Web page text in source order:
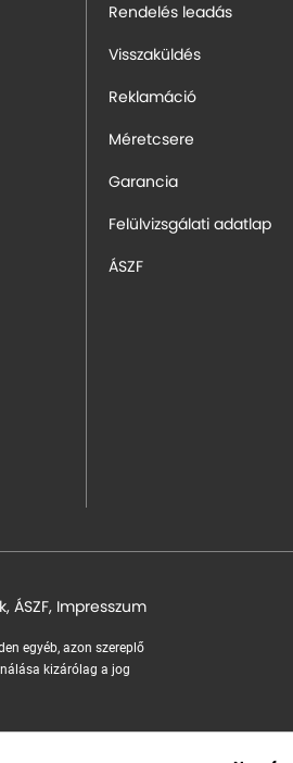
Rendelés leadás
Visszaküldés
Reklamáció
Méretcsere
Garancia
Felülvizsgálati adatlap
ÁSZF
, ÁSZF, Impresszum
egyéb, azon szereplő
kizárólag a jog